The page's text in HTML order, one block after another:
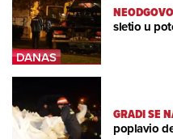
sletio u
GRADI SE
poplavio